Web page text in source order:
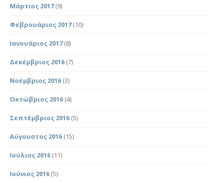
Μάρτιος 2017(9)
Φεβρουάριος 2017(10)
Ιανουάριος 2017(8)
Δεκέμβριος 2016 (7)
Νοέμβριος 2016 (3)
Οκτώβριος 2016 (4)
Σεπτέμβριος 2016 (5)
Αύγουστος 2016 (15)
Ιούλιος 2016 (11)
Ιούνιος 2016 (5)